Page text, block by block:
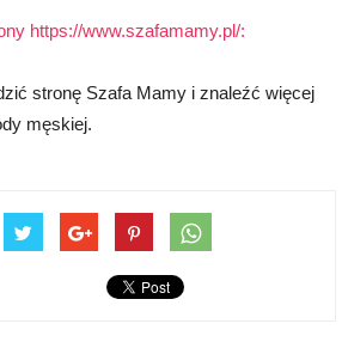
https://www.szafamamy.pl/:
stronę Szafa Mamy i znaleźć więcej
męskiej.